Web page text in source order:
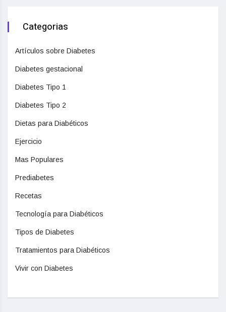
Categorias
Artículos sobre Diabetes
Diabetes gestacional
Diabetes Tipo 1
Diabetes Tipo 2
Dietas para Diabéticos
Ejercicio
Mas Populares
Prediabetes
Recetas
Tecnología para Diabéticos
Tipos de Diabetes
Tratamientos para Diabéticos
Vivir con Diabetes